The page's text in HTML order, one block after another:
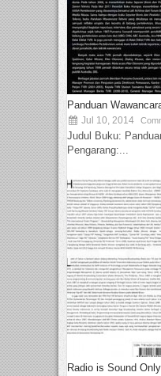
Panduan
Jul 10, 2014
Judul Buku:
Pengarang:...
Radio is Sound Only